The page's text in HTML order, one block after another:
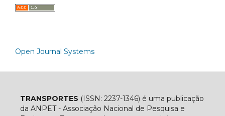
Open Journal Systems
TRANSPORTES (ISSN: 2237-1346) é uma publicação
da ANPET - Associação Nacional de Pesquisa e